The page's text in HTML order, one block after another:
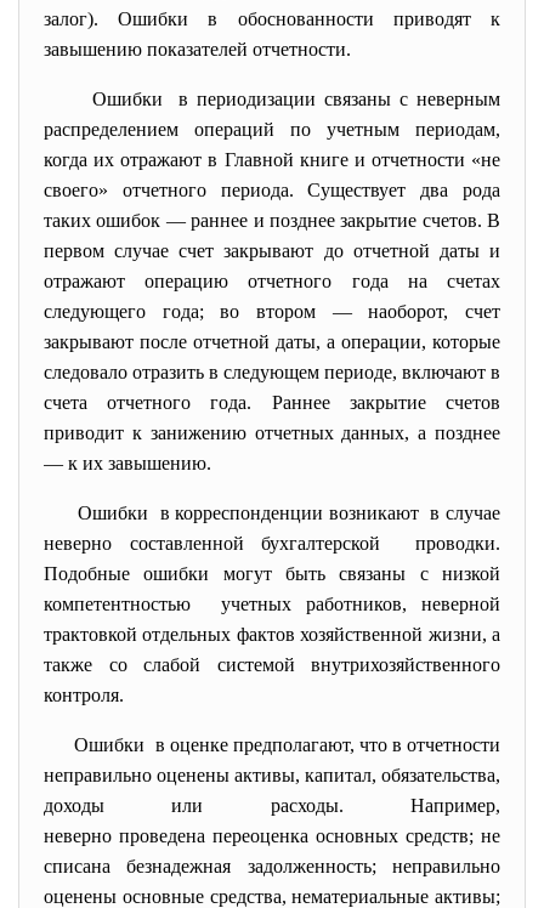
залог). Ошибки в обоснованности приводят к
завышению показателей отчетности.
Ошибки в периодизации связаны с неверным
распределением операций по учетным периодам,
когда их отражают в Главной книге и отчетности «не
своего» отчетного периода. Существует два рода
таких ошибок — раннее и позднее закрытие счетов. В
первом случае счет закрывают до отчетной даты и
отражают операцию отчетного года на счетах
следующего года; во втором — наоборот, счет
закрывают после отчетной даты, а операции, которые
следовало отразить в следующем периоде, включают в
счета отчетного года. Раннее закрытие счетов
приводит к занижению отчетных данных, а позднее
— к их завышению.
Ошибки в корреспонденции возникают в случае
неверно составленной бухгалтерской проводки.
Подобные ошибки могут быть связаны с низкой
компетентностью учетных работников, неверной
трактовкой отдельных фактов хозяйственной жизни, а
также со слабой системой внутрихозяйственного
контроля.
Ошибки в оценке предполагают, что в отчетности
неправильно оценены активы, капитал, обязательства,
доходы или расходы. Например,
неверно проведена переоценка основных средств; не
списана безнадежная задолженность; неправильно
оценены основные средства, нематериальные активы;